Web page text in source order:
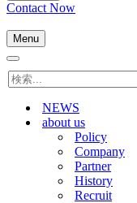
Contact Now
Menu
ナ
ゲ
シ
ョ
ナ
ビ
検
索...
NEWS
about us
Policy
Company
Partner
History
Recruit